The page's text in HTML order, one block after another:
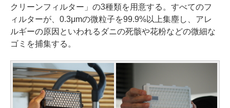
クリーンフィルター」の3種類を用意する。すべてのフ
ィルターが、0.3μmの微粒子を99.9%以上集塵し、アレ
ルギーの原因といわれるダニの死骸や花粉などの微細な
ゴミを捕集する。